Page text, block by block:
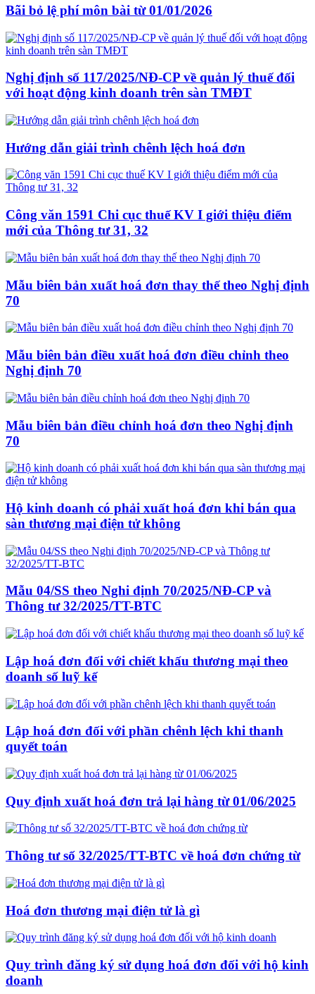
Bãi bỏ lệ phí môn bài từ 01/01/2026
Nghị định số 117/2025/NĐ-CP về quản lý thuế đối
với hoạt động kinh doanh trên sàn TMĐT
Hướng dẫn giải trình chênh lệch hoá đơn
Công văn 1591 Chi cục thuế KV I giới thiệu điểm
mới của Thông tư 31, 32
Mẫu biên bản xuất hoá đơn thay thế theo Nghị định
70
Mẫu biên bản điều xuất hoá đơn điều chỉnh theo
Nghị định 70
Mẫu biên bản điều chỉnh hoá đơn theo Nghị định
70
Hộ kinh doanh có phải xuất hoá đơn khi bán qua
sàn thương mại điện tử không
Mẫu 04/SS theo Nghi định 70/2025/NĐ-CP và
Thông tư 32/2025/TT-BTC
Lập hoá đơn đối với chiết khấu thương mại theo
doanh số luỹ kế
Lập hoá đơn đối với phần chênh lệch khi thanh
quyết toán
Quy định xuất hoá đơn trả lại hàng từ 01/06/2025
Thông tư số 32/2025/TT-BTC về hoá đơn chứng từ
Hoá đơn thương mại điện tử là gì
Quy trình đăng ký sử dụng hoá đơn đối với hộ kinh
doanh